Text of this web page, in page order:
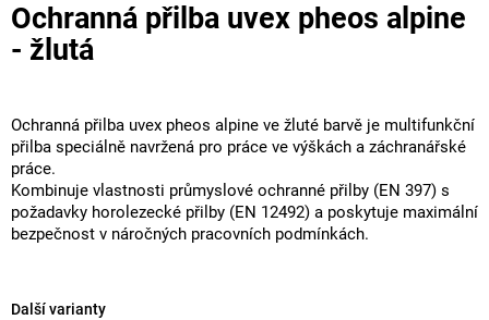
Ochranná přilba uvex pheos alpine
- žlutá
Ochranná přilba uvex pheos alpine ve žluté barvě je multifunkční
přilba speciálně navržená pro práce ve výškách a záchranářské
práce.
Kombinuje vlastnosti průmyslové ochranné přilby (EN 397) s
požadavky horolezecké přilby (EN 12492) a poskytuje maximální
bezpečnost v náročných pracovních podmínkách.
Další varianty